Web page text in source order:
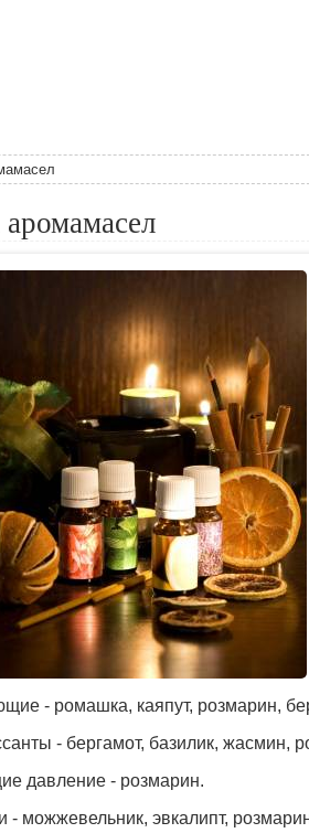
- ромашка, каяпут, розмарин,
- бергамот, базилик, жасмин,
давление - розмарин.
- можжевельник, эвкалипт,